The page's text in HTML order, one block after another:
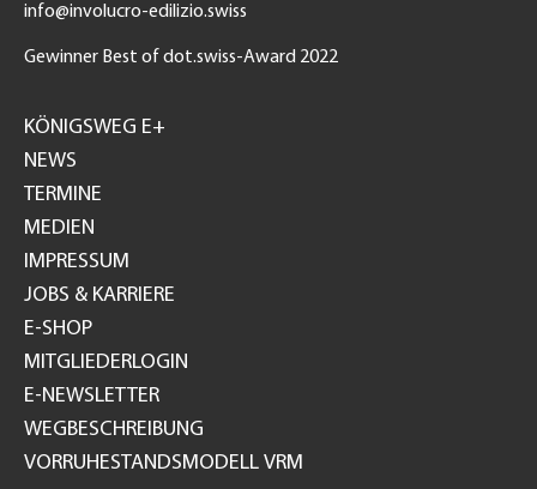
info@involucro-edilizio.swiss
Gewinner Best of dot.swiss-Award 2022
GH
KÖNIGSWEG E+
NEWS
TERMINE
MEDIEN
IMPRESSUM
JOBS & KARRIERE
E-SHOP
MITGLIEDERLOGIN
E-NEWSLETTER
WEGBESCHREIBUNG
VORRUHESTANDSMODELL VRM